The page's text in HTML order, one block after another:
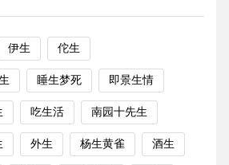
伊生 佗生
睡生梦死 即景生情
吃生活 南园十先生
外生 杨生黄雀 酒生